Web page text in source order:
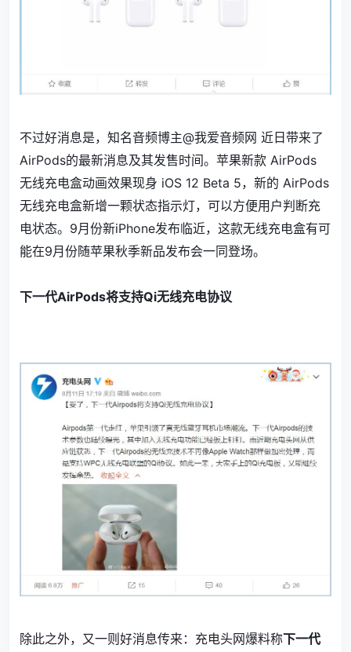
不过好消息是，知名音频博主@我爱音频网 近日带来了
AirPods的最新消息及其发售时间。苹果新款 AirPods
无线充电盒动画效果现身 iOS 12 Beta 5，新的 AirPods
无线充电盒新增一颗状态指示灯，可以方便用户判断充
电状态。9月份新iPhone发布临近，这款无线充电盒有可
能在9月份随苹果秋季新品发布会一同登场。
下一代AirPods将支持Qi无线充电协议
除此之外，又一则好消息传来：充电头网爆料称下一代